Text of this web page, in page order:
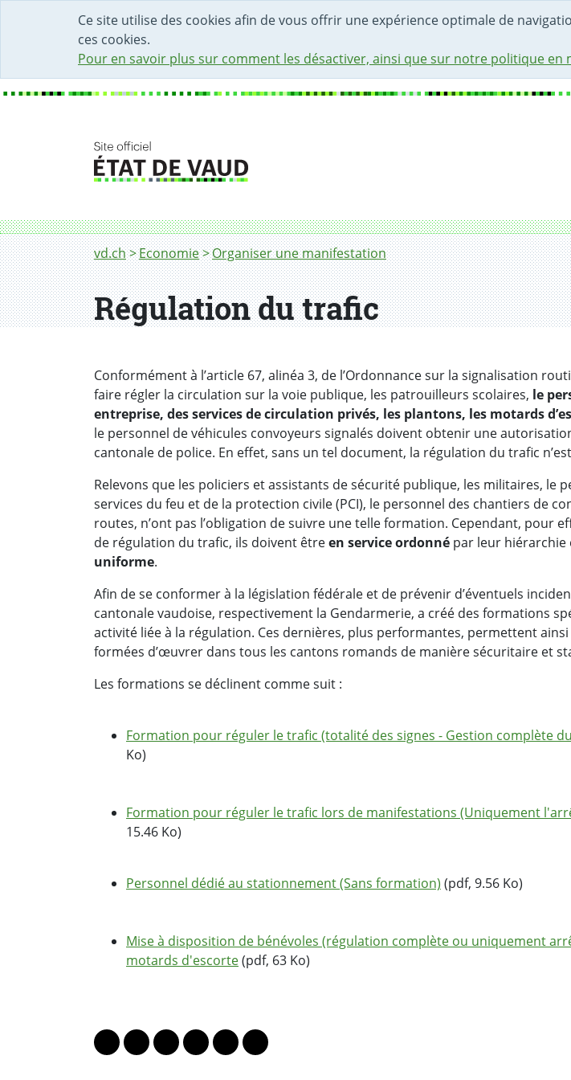
Ce site utilise des cookies afin de vous offrir une expérience optimale de
ces cookies.
Pour en savoir plus sur comment les désactiver, ainsi que sur notre politique
DÉBUT DU CONTENU DE LA PAGE
ACCÈS AU CHAMP DE RECHERCHE
PAGE D'ACCUEIL
FORMULAIRE DE CONTACT
Fil d'Ariane
vd.ch Economie Organiser une manifestation
Régulation du trafic
Régulation du trafic
Conformément à l’article 67, alinéa 3, de l’Ordonnance sur la signalisation
faire régler la circulation sur la voie publique, les patrouilleurs scolaires, le
entreprise, des services de circulation privés, les plantons, les motards
le personnel de véhicules convoyeurs signalés doivent obtenir une
cantonale de police. En effet, sans un tel document, la régulation du trafic
Relevons que les policiers et assistants de sécurité publique, les militaires, le
services du feu et de la protection civile (PCI), le personnel des chantiers de
routes, n’ont pas l’obligation de suivre une telle formation. Cependant, pour
de régulation du trafic, ils doivent êtreen service ordonné par leur hiérarchie
uniforme.
Afin de se conformer à la législation fédérale et de prévenir d’éventuels
cantonale vaudoise, respectivement la Gendarmerie, a créé des formations
activité liée à la régulation. Ces dernières, plus performantes, permettent
formées d’œuvrer dans tous les cantons romands de manière sécuritaire et
Les formations se déclinent comme suit :
Formation pour réguler le trafic (totalité des signes - Gestion complète
Ko)
Formation pour réguler le trafic lors de manifestations (Uniquement
15.46 Ko)
Personnel dédié au stationnement (Sans formation) (pdf, 9.56 Ko)
Mise à disposition de bénévoles (régulation complète ou uniquement
motards d'escorte(pdf, 63 Ko)
Lien vers le profil Mastodon
Lien vers le profil Bluesky
Lien vers le profil Instagram
Lien vers le profil Linkedin
Lien vers le profil Facebook
Lien vers le profil Twitter